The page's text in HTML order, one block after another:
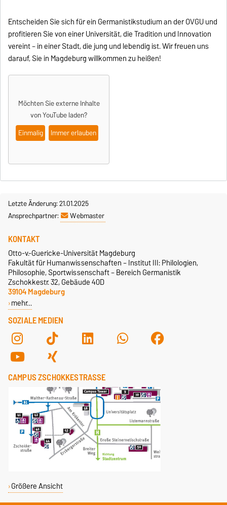
Entscheiden Sie sich für ein Germanistikstudium an der OVGU und
profitieren Sie von einer Universität, die Tradition und Innovation
vereint – in einer Stadt, die jung und lebendig ist. Wir freuen uns
darauf, Sie in Magdeburg willkommen zu heißen!
Möchten Sie externe Inhalte
vonYouTubeladen?
Einmalig
Immer erlauben
Letzte Änderung: 21.01.2025
Ansprechpartner:
Webmaster
SOZIALE MEDIEN
KONTAKT
Otto-v.-Guericke-Universität Magdeburg
Fakultät für Humanwissenschaften – Institut III: Philologien,
Philosophie, Sportwissenschaft – Bereich Germanistik
Zschokkestr. 32, Gebäude 40D
39104 Magdeburg
mehr…
CAMPUS ZSCHOKKESTRASSE
Größere Ansicht